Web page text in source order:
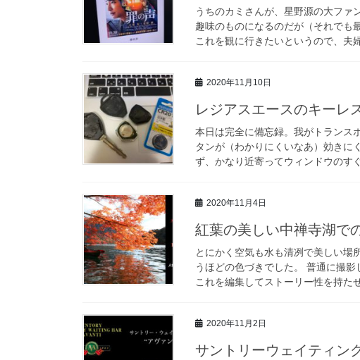
うちのカミさんが、星野源の大ファ
趣味のものになるのだが（それでも
これを観に行きたいというので、
2020年11月10日
レジアスエースのキーレ
本日は完全に備忘録。我がトランス
タンが（わかりにくいなあ）効きに
ず、かなり近寄ってウィンドウの
2020年11月4日
紅葉の美しい中禅寺湖で
とにかく空気も水も清冽で美しい場
うほどの色づきでした。 普通に撮影
これを編集してストーリー性を持
2020年11月2日
サントリーウェイティン